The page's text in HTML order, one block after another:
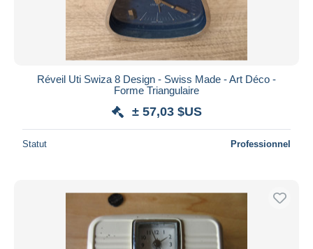
Réveil Uti Swiza 8 Design - Swiss Made - Art Déco -
Forme Triangulaire
± 57,03 $US
Statut Professionnel